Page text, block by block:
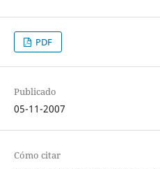
PDF
Publicado
05-11-2007
Cómo citar